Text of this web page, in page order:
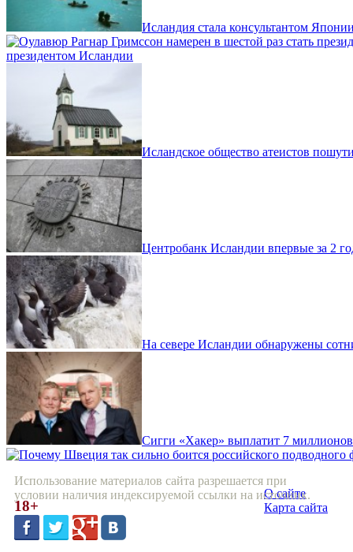
Исландия стала консультантом
президентом Исландии
Исландское общество атеистов
Центробанк Исландии впервые за 2
На севере Исландии обнаружены
Сигги «Хакер» выплатит 7
Использование материалов сайта разрешается при
условии наличия индексируемой ссылки на источник.
18+
О сайте
Карта сайта